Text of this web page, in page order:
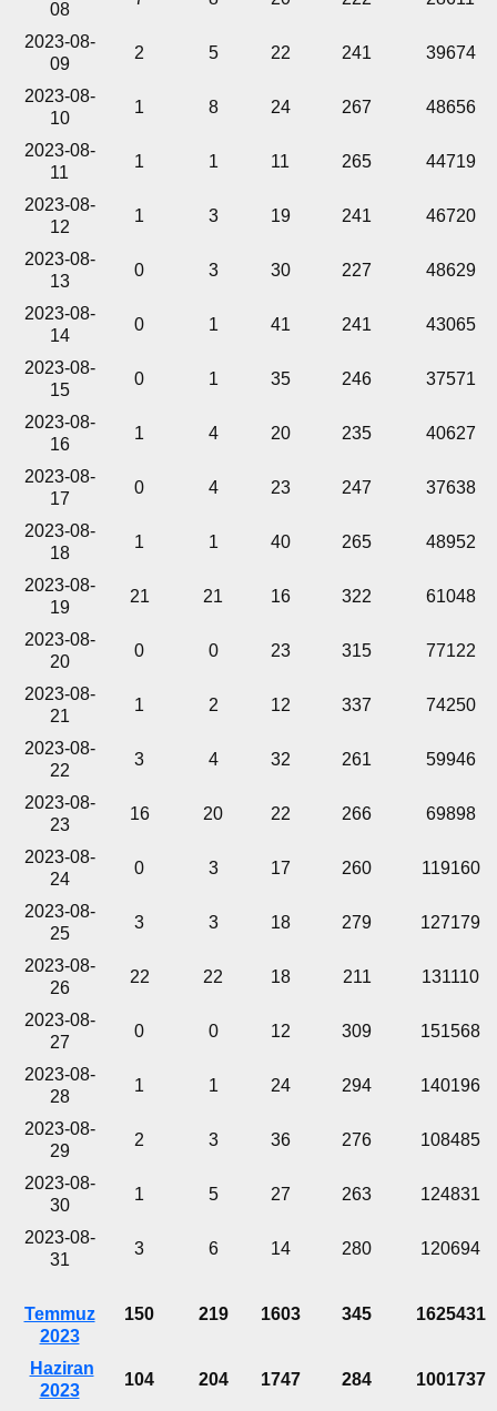
08
2023-08-
09
2 5 22 241 39674
2023-08-
10
1 8 24 267 48656
2023-08-
11
1 1 11 265 44719
2023-08-
12
1 3 19 241 46720
2023-08-
13
0 3 30 227 48629
2023-08-
14
0 1 41 241 43065
2023-08-
15
0 1 35 246 37571
2023-08-
16
1 4 20 235 40627
2023-08-
17
0 4 23 247 37638
2023-08-
18
1 1 40 265 48952
2023-08-
19
21 21 16 322 61048
2023-08-
20
0 0 23 315 77122
2023-08-
21
1 2 12 337 74250
2023-08-
22
3 4 32 261 59946
2023-08-
23
16 20 22 266 69898
2023-08-
24
0 3 17 260 119160
2023-08-
25
3 3 18 279 127179
2023-08-
26
22 22 18 211 131110
2023-08-
27
0 0 12 309 151568
2023-08-
28
1 1 24 294 140196
2023-08-
29
2 3 36 276 108485
2023-08-
30
1 5 27 263 124831
2023-08-
31
3 6 14 280 120694
Temmuz
2023
150 219 1603 345 1625431
Haziran
2023
104 204 1747 284 1001737